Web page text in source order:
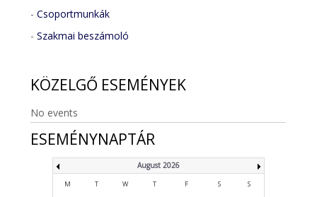
-Csoportmunkák
-Szakmai beszámoló
KÖZELGŐ ESEMÉNYEK
No events
ESEMÉNYNAPTÁR
August 2026
M T W T F S S